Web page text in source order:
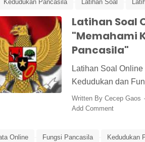
Kedudukan Pancasila Latihan Soal
Pancasila
Latihan Soal
"Memahami
Pancasila"
Latihan Soal
Kedudukan dan
Written By Cecep Gaos
Add Comment
Online Fungsi Pancasila Kedudukan